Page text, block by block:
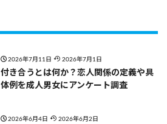
2026年7月11日 2026年7月1日
付き合うとは何か？恋人関係の定義や具
体例を成人男女にアンケート調査
2026年6月4日 2026年6月2日